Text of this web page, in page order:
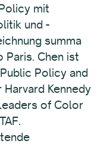
mit
und -
summa
Paris. Chen ist
Policy and
Kennedy
of Color